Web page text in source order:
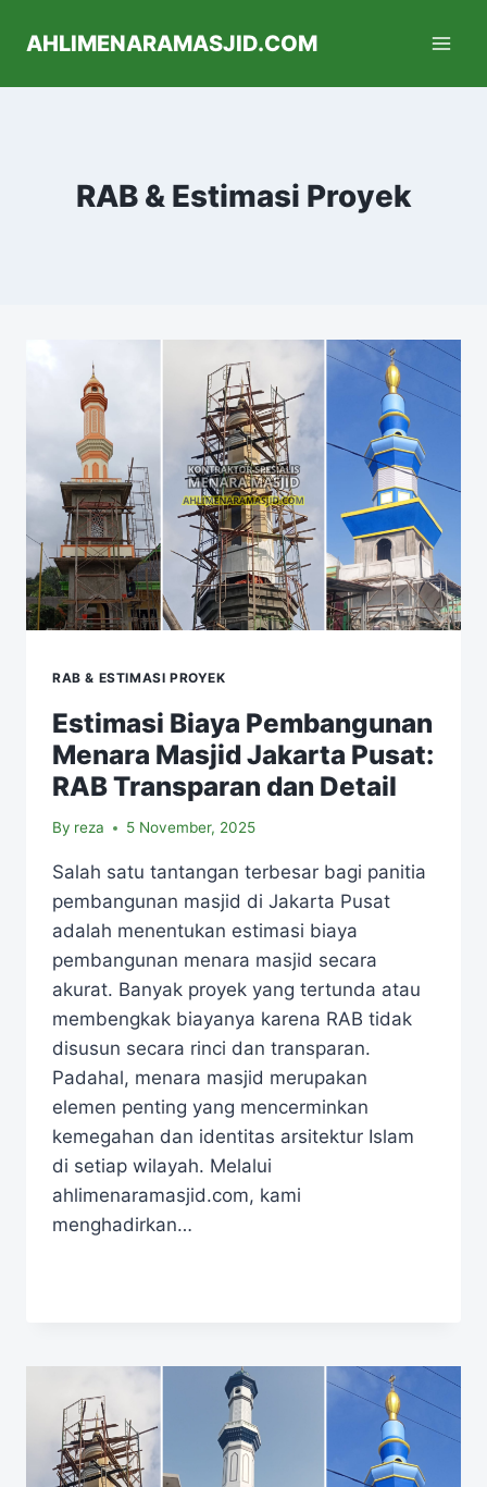
AHLIMENARAMASJID.COM
RAB & Estimasi Proyek
RAB & ESTIMASI PROYEK
Estimasi Biaya Pembangunan
Menara Masjid Jakarta Pusat:
RAB Transparan dan Detail
By reza 5 November, 2025
Salah satu tantangan terbesar bagi panitia
pembangunan masjid di Jakarta Pusat
adalah menentukan estimasi biaya
pembangunan menara masjid secara
akurat. Banyak proyek yang tertunda atau
membengkak biayanya karena RAB tidak
disusun secara rinci dan transparan.
Padahal, menara masjid merupakan
elemen penting yang mencerminkan
kemegahan dan identitas arsitektur Islam
di setiap wilayah. Melalui
ahlimenaramasjid.com, kami
menghadirkan…